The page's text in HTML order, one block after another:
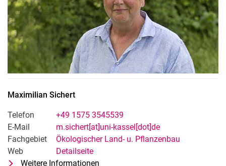
Maximilian Sichert
Telefon
+49 1575 3545539
E-Mail
m.sichert[at]uni-kassel[dot]de
Fachgebiet
Ökologischer Land- u. Pflanzenbau
Web
Detailseite
Weitere Informationen